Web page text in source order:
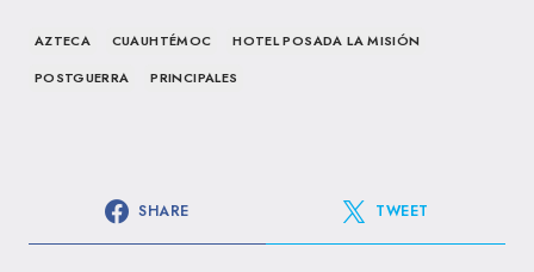
AZTECA CUAUHTÉMOC
HOTEL POSADA LA MISIÓN
POSTGUERRA
PRINCIPALES
SHARE TWEET